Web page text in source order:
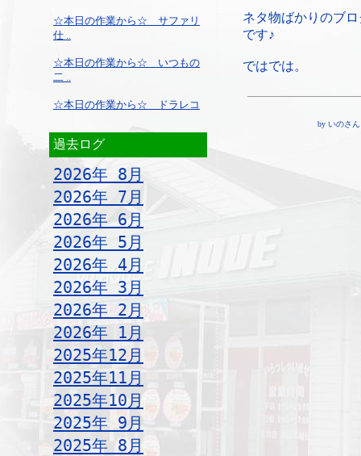
☆本日の作業から☆ サファリ
仕 ..
☆本日の作業から☆ いつもの
二 ..
☆本日の作業から☆ ドラレコ
過去ログ
2026年 8月
2026年 7月
2026年 6月
2026年 5月
2026年 4月
2026年 3月
2026年 2月
2026年 1月
2025年12月
2025年11月
2025年10月
2025年 9月
2025年 8月
ネタ物ばかりのブ
です♪
ではでは。
by いのさん